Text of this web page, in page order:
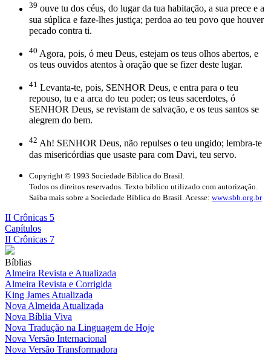
39 ouve tu dos céus, do lugar da tua habitação, a sua prece e a
sua súplica e faze-lhes justiça; perdoa ao teu povo que houver
pecado contra ti.
40 Agora, pois, ó meu Deus, estejam os teus olhos abertos, e
os teus ouvidos atentos à oração que se fizer deste lugar.
41 Levanta-te, pois, SENHOR Deus, e entra para o teu
repouso, tu e a arca do teu poder; os teus sacerdotes, ó
SENHOR Deus, se revistam de salvação, e os teus santos se
alegrem do bem.
42 Ah! SENHOR Deus, não repulses o teu ungido; lembra-te
das misericórdias que usaste para com Davi, teu servo.
Copyright © 1993 Sociedade Bíblica do Brasil.
Todos os direitos reservados. Texto bíblico utilizado com autorização.
Saiba mais sobre a Sociedade Bíblica do Brasil. Acesse: www.sbb.org.br
II Crônicas 5
Capítulos
II Crônicas 7
Bíblias
Almeira Revista e Atualizada
Almeira Revista e Corrigida
King James Atualizada
Nova Almeida Atualizada
Nova Bíblia Viva
Nova Tradução na Linguagem de Hoje
Nova Versão Internacional
Nova Versão Transformadora